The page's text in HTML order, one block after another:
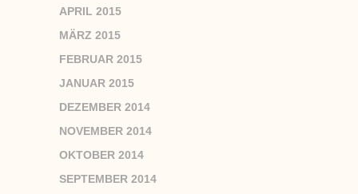
APRIL 2015
MÄRZ 2015
FEBRUAR 2015
JANUAR 2015
DEZEMBER 2014
NOVEMBER 2014
OKTOBER 2014
SEPTEMBER 2014